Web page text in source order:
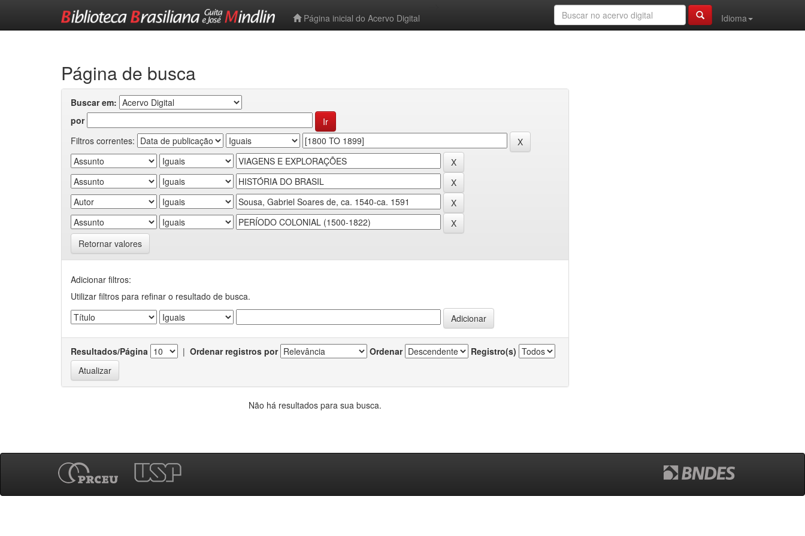
Página inicial do Acervo Digital
Idioma
Página de busca
Buscar em:
por
Filtros correntes:
Retornar valores
Adicionar filtros:
Utilizar filtros para refinar o resultado de busca.
Resultados/Página | Ordenar registros por Ordenar Registro(s)
Não há resultados para sua busca.